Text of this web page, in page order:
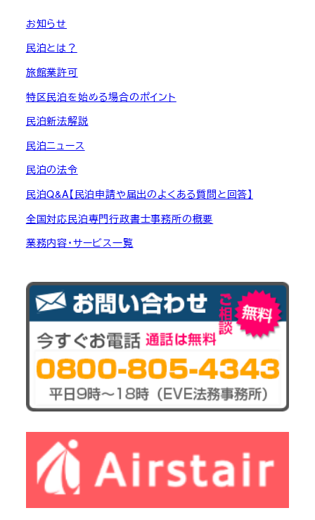
お知らせ
民泊とは？
旅館業許可
特区民泊を始める場合のポイント
民泊新法解説
民泊ニュース
民泊の法令
民泊Q&A【民泊申請や届出のよくある質問と回答】
全国対応民泊専門行政書士事務所の概要
業務内容・サービス一覧